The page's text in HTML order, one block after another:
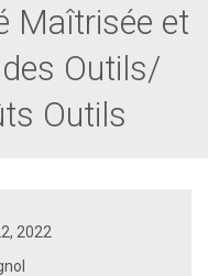
Maîtrisée et
Outils/
Outils
2022